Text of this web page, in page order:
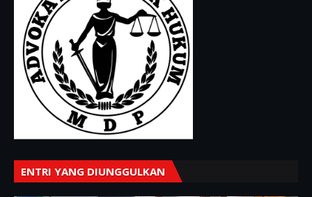
ENTRI YANG DIUNGGULKAN